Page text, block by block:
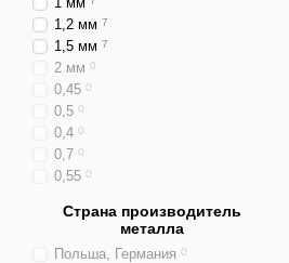
1,2 мм 7
1,5 мм 7
2 мм 0
0,45 0
0,5 0
0,4 0
0,7 0
0,55 0
Страна производитель
металла
Польша, Германия 0